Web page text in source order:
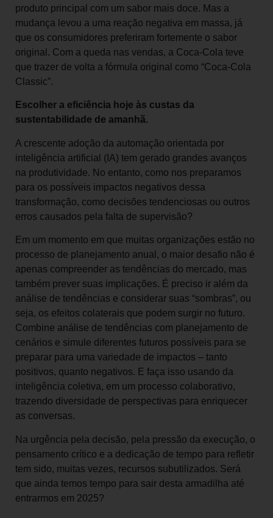
produto principal com um sabor mais doce. Mas a
mudança levou a uma reação negativa em massa, já
que os consumidores preferiram fortemente o sabor
original. Com a queda nas vendas, a Coca-Cola teve
que trazer de volta a fórmula original como “Coca-Cola
Classic”.
Escolher a eficiência hoje às custas da
sustentabilidade de amanhã.
A crescente adoção da automação orientada por
inteligência artificial (IA) tem gerado grandes avanços
na produtividade. No entanto, como nos preparamos
para os possíveis impactos negativos dessa
transformação, como decisões tendenciosas ou outros
erros causados pela falta de supervisão?
Em um momento em que muitas organizações estão no
processo de planejamento anual, o maior desafio não é
apenas compreender as tendências do mercado, mas
também prever suas implicações. É preciso ir além da
análise de tendências e considerar suas “sombras”, ou
seja, os efeitos colaterais que podem surgir no futuro.
Combine análise de tendências com planejamento de
cenários e simule diferentes futuros possíveis para se
preparar para uma variedade de impactos – tanto
positivos, quanto negativos. E faça isso usando da
inteligência coletiva, em um processo colaborativo,
trazendo diversidade de perspectivas para enriquecer
as conversas.
Na urgência pela decisão, pela pressão da execução, o
pensamento crítico e a dedicação de tempo para refletir
tem sido, muitas vezes, recursos subutilizados. Será
que ainda temos tempo para sair desta armadilha até
entrarmos em 2025?